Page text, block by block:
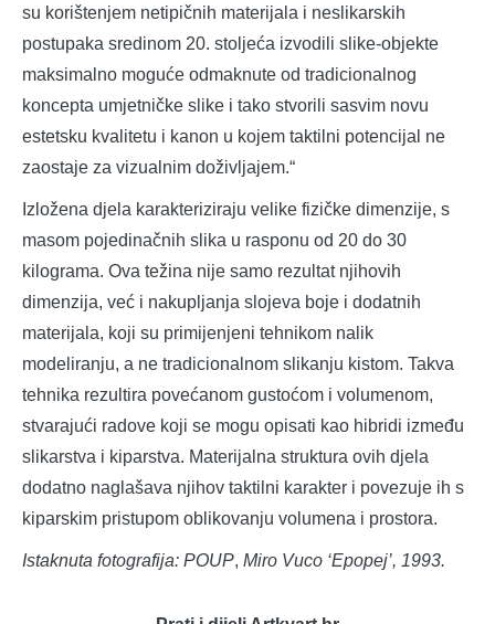
su korištenjem netipičnih materijala i neslikarskih
postupaka sredinom 20. stoljeća izvodili slike-objekte
maksimalno moguće odmaknute od tradicionalnog
koncepta umjetničke slike i tako stvorili sasvim novu
estetsku kvalitetu i kanon u kojem taktilni potencijal ne
zaostaje za vizualnim doživljajem.“
Izložena djela karakteriziraju velike fizičke dimenzije, s
masom pojedinačnih slika u rasponu od 20 do 30
kilograma. Ova težina nije samo rezultat njihovih
dimenzija, već i nakupljanja slojeva boje i dodatnih
materijala, koji su primijenjeni tehnikom nalik
modeliranju, a ne tradicionalnom slikanju kistom. Takva
tehnika rezultira povećanom gustoćom i volumenom,
stvarajući radove koji se mogu opisati kao hibridi između
slikarstva i kiparstva. Materijalna struktura ovih djela
dodatno naglašava njihov taktilni karakter i povezuje ih s
kiparskim pristupom oblikovanju volumena i prostora.
Istaknuta fotografija: POUP, Miro Vuco ‘Epopej’, 1993.